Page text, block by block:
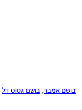
בושם אמבר, בושם גסוס דל